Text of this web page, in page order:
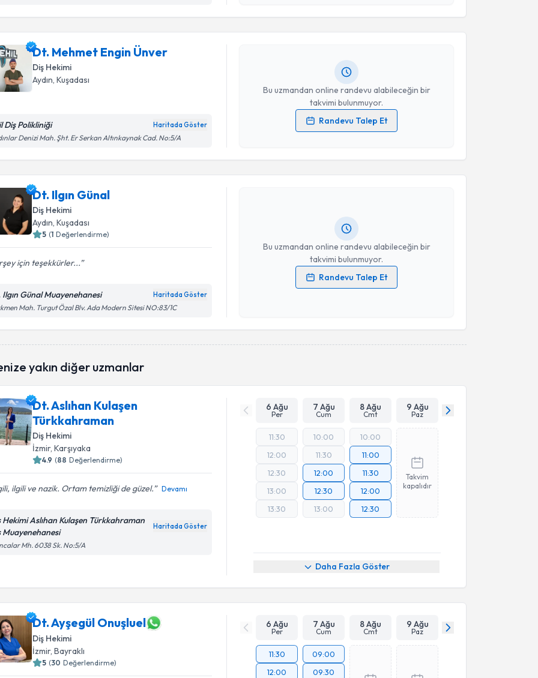
Takvim Talebini Gönder
Dt. Mehmet Engin Ünver
Diş Hekimi
Aydın, Kuşadası
Diş Polikliniği Haritada Göster
Denizi Mah. Şht. Er Serkan Altınkaynak Cad. No:5/A
Bu uzmandan online randevu alabileceğin bir
takvimi bulunmuyor.
Randevu Talep Et
Kişisel verilerimin işlenmesine ilişkinAydınlatma Metni
işlenmesini kabul ediyorum.
Dt. Ilgın Günal
Diş Hekimi
Aydın, Kuşadası
5 (1 Değerlendirme)
için teşekkürler...
Ilgın Günal Muayenehanesi Haritada Göster
Mah. Turgut Özal Blv. Ada Modern Sitesi NO:83/1C
Bu uzmandan online randevu alabileceğin bir
takvimi bulunmuyor.
Randevu Talep Et
Kişisel verilerimin işlenmesine ilişkinAydınlatma Metni
yakın diğer uzmanlar
Dt. Aslıhan Kulaşen
Türkkahraman
Diş Hekimi
İzmir, Karşıyaka
4.9 (88 Değerlendirme)
ilgili ve nazik. Ortam temizliği de güzel. Devamı
Hekimi Aslıhan Kulaşen Türkkahraman
Muayenehanesi
Haritada Göster
Mh. 6038 Sk. No:5/A
6 Ağu
Per
7 Ağu
Cum
8 Ağu
Cmt
9 Ağu
Paz
11:30
12:00
12:30
13:00
13:30
10:00
11:30
12:00
12:30
13:00
10:00
11:00
11:30
12:00
12:30
Takvim
kapalıdır
Daha Fazla Göster
Dt. Ayşegül Onuşluel
Diş Hekimi
İzmir, Bayraklı
5 (30 Değerlendirme)
6 Ağu
Per
7 Ağu
Cum
8 Ağu
Cmt
9 Ağu
Paz
11:30
12:00
09:00
09:30